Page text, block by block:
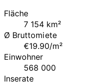
Fläche
7 154 km²
Ø Bruttomiete
€19.90/m²
Einwohner
568 000
Inserate